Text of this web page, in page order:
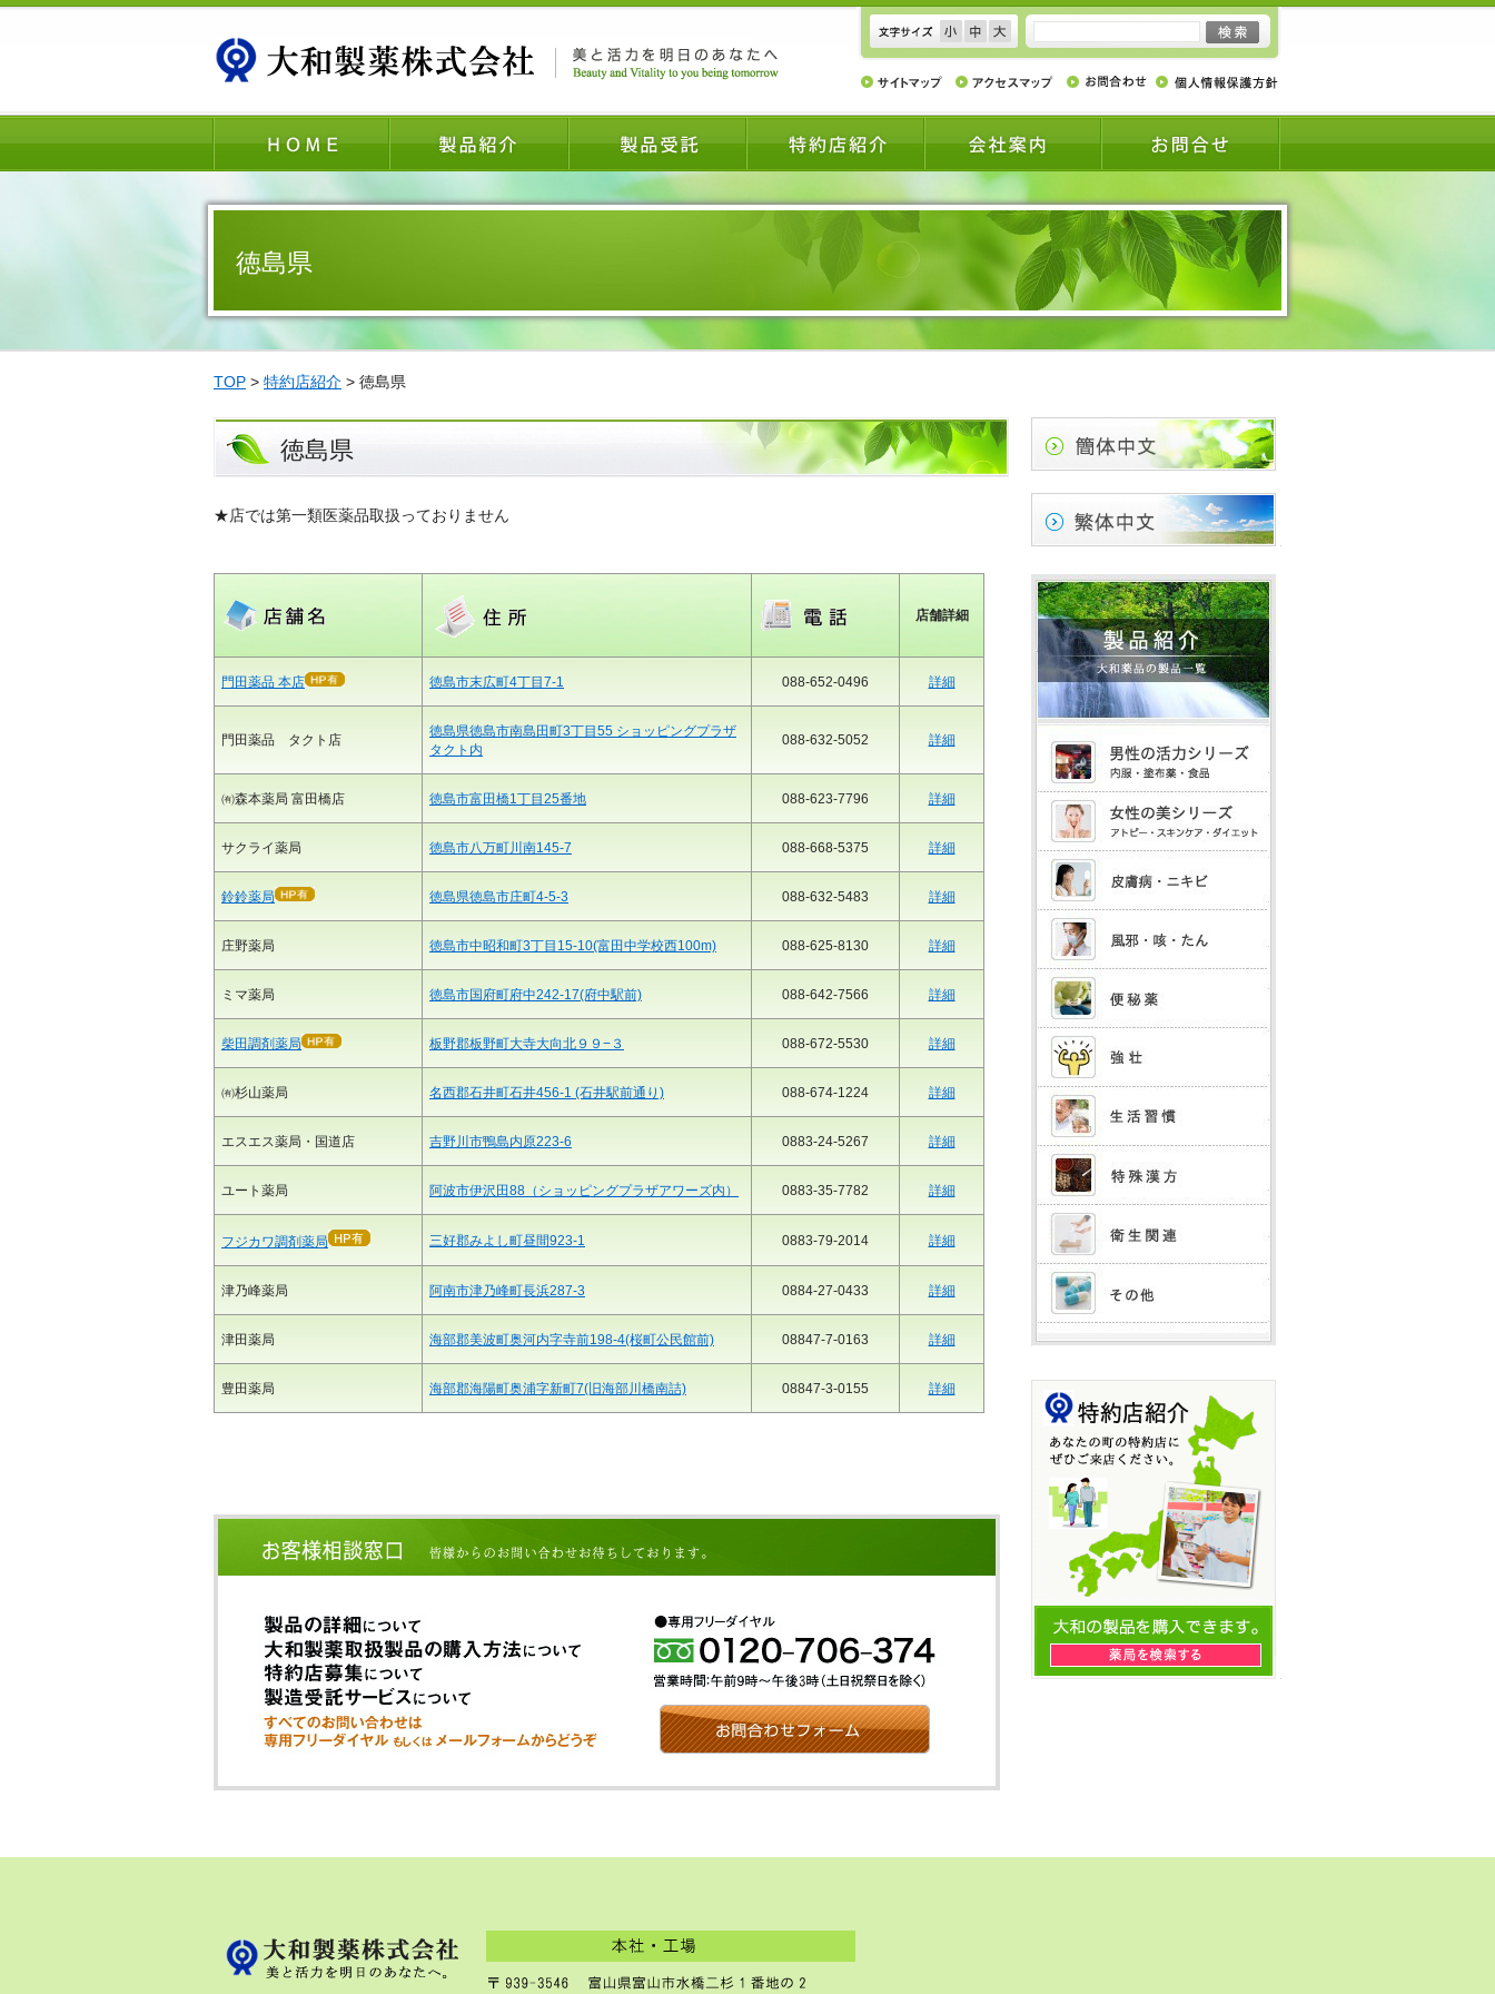
徳島県
TOP > 特約店紹介 > 徳島県
徳島県
★店では第一類医薬品取扱っておりません
店舗詳細
門田薬品 本店 徳島市末広町4丁目7-1 088-652-0496 詳細
門田薬品 タクト店
徳島県徳島市南島田町3丁目55 ショッピングプラザ
タクト内
088-632-5052 詳細
㈲森本薬局 富田橋店 徳島市富田橋1丁目25番地 088-623-7796 詳細
サクライ薬局 徳島市八万町川南145-7 088-668-5375 詳細
鈴鈴薬局 徳島県徳島市庄町4-5-3 088-632-5483 詳細
庄野薬局 徳島市中昭和町3丁目15-10(富田中学校西100m) 088-625-8130 詳細
ミマ薬局 徳島市国府町府中242-17(府中駅前) 088-642-7566 詳細
柴田調剤薬局 板野郡板野町大寺大向北９９−３ 088-672-5530 詳細
㈲杉山薬局 名西郡石井町石井456-1 (石井駅前通り) 088-674-1224 詳細
エスエス薬局・国道店 吉野川市鴨島内原223-6 0883-24-5267 詳細
ユート薬局 阿波市伊沢田88（ショッピングプラザアワーズ内） 0883-35-7782 詳細
フジカワ調剤薬局 三好郡みよし町昼間923-1 0883-79-2014 詳細
津乃峰薬局 阿南市津乃峰町長浜287-3 0884-27-0433 詳細
津田薬局 海部郡美波町奥河内字寺前198-4(桜町公民館前) 08847-7-0163 詳細
豊田薬局 海部郡海陽町奥浦字新町7(旧海部川橋南詰) 08847-3-0155 詳細